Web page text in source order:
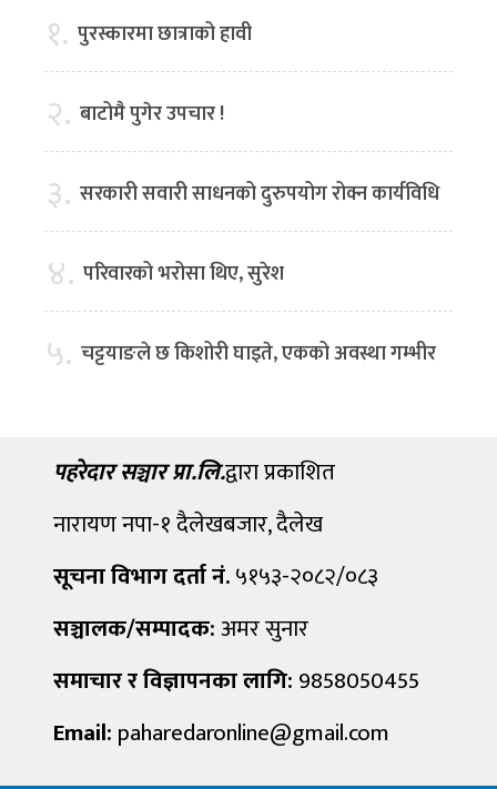
१. पुरस्कारमा छात्राको हावी
२. बाटोमै पुगेर उपचार !
३. सरकारी सवारी साधनको दुरुपयोग रोक्न कार्यविधि
४. परिवारको भरोसा थिए, सुरेश
५. चट्टयाङले छ किशोरी घाइते, एकको अवस्था गम्भीर
पहरेदार सञ्चार प्रा.लि.द्वारा प्रकाशित
नारायण नपा-१ दैलेखबजार, दैलेख
सूचना विभाग दर्ता नं.५१५३-२०८२/०८३
सञ्चालक/सम्पादक:अमर सुनार
समाचार र विज्ञापनका लागि: 9858050455
Email: paharedaronline@gmail.com